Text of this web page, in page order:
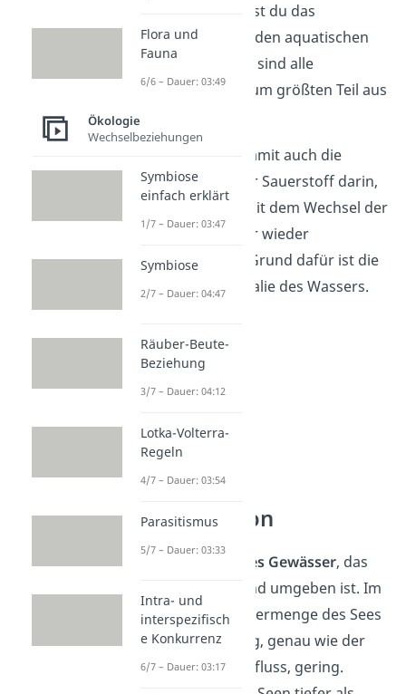
Grundsätzlich zählst du das
Ökosystem See zu den aquatischen
Ökosystemen. Das sind alle
Ökosysteme, die zum größten Teil aus
Wasser bestehen.
Das Wasser und damit auch die
Nährstoffe und der Sauerstoff darin,
werden bei Seen mit dem Wechsel der
Jahreszeiten immer wieder
durchmischt. Der Grund dafür ist die
sogenannte Anomalie des Wassers.
See Definition
Ein See ist ein stilles Gewässer, das
vollständig von Land umgeben ist. Im
Vergleich zur Wassermenge des Sees
ist die Verdunstung, genau wie der
Zufluss und der Abfluss, gering.
Flora und
Fauna
6/6 – Dauer: 03:49
Ökologie
Wechselbeziehungen
Symbiose
einfach erklärt
1/7 – Dauer: 03:47
Symbiose
2/7 – Dauer: 04:47
Räuber-Beute-
Beziehung
3/7 – Dauer: 04:12
Lotka-Volterra-
Regeln
4/7 – Dauer: 03:54
Parasitismus
5/7 – Dauer: 03:33
Intra- und
interspezifisch
e Konkurrenz
6/7 – Dauer: 03:17